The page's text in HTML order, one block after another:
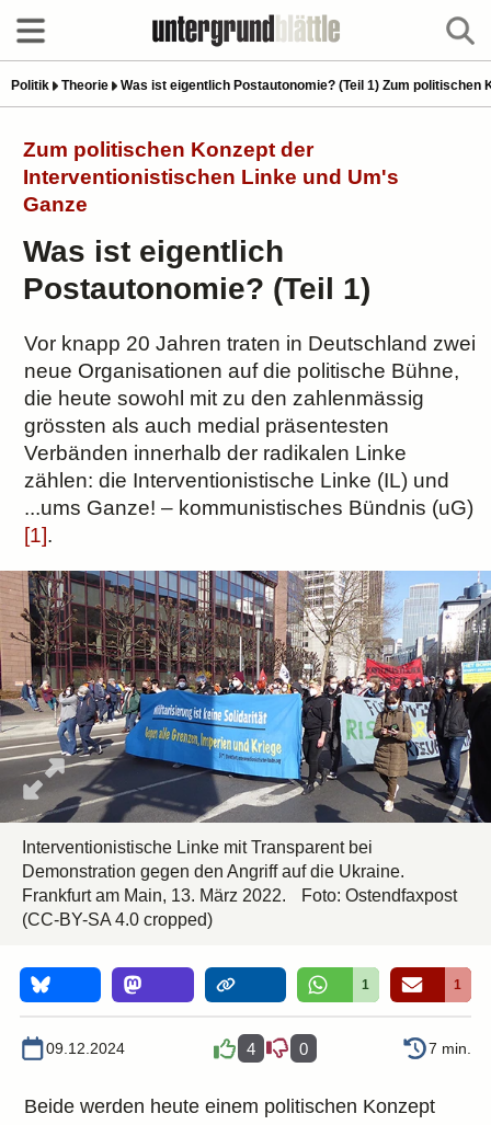
Politik Theorie Was ist eigentlich Postautonomie? (Teil 1) Zum
Zum politischen Konzept der
Interventionistischen Linke und Um's
Ganze
Was ist eigentlich
Postautonomie? (Teil 1)
Vor knapp 20 Jahren traten in Deutschland zwei
neue Organisationen auf die politische Bühne,
die heute sowohl mit zu den zahlenmässig
grössten als auch medial präsentesten
Verbänden innerhalb der radikalen Linke
zählen: die Interventionistische Linke (IL) und
...ums Ganze! – kommunistisches Bündnis (uG)
[1].
Interventionistische Linke mit Transparent bei
Demonstration gegen den Angriff auf die Ukraine.
Frankfurt am Main, 13. März 2022.
Foto: Ostendfaxpost
(CC-BY-SA 4.0 cropped)
1 1
09.12.2024 4 0 7 min.
Beide werden heute einem politischen Konzept